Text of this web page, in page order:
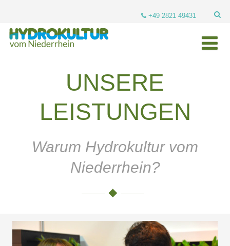
+49 2821 49431
UNSERE
LEISTUNGEN
Warum Hydrokultur vom
Niederrhein?